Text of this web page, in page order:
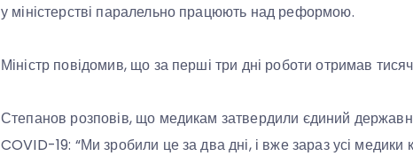
у міністерстві паралельно працюють над реформою.
Міністр повідомив, що за перші три дні роботи отримав
Степанов розповів, що медикам затвердили єдиний
COVID-19: “Ми зробили це за два дні, і вже зараз усі медики